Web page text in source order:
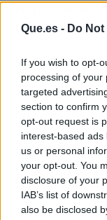
Que.es - Do
If you wish to opt-
processing of your
targeted
section to confirm
opt-out request is
interest-based
us or personal
your opt-out. You
disclosure of your
IAB’s list of
also be disclosed
nuevas
también
materiales
definitiva,
relojería
HUMO
INVISIBLE
El peligro de